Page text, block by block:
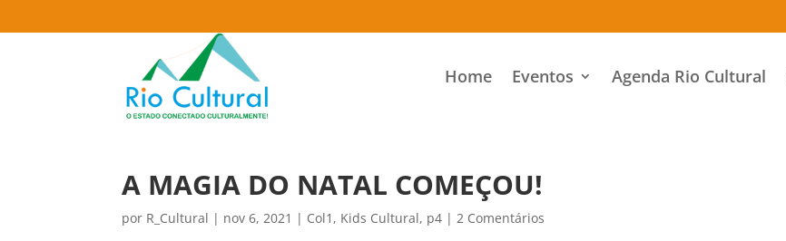
Home Eventos Agenda Rio Cultural
A MAGIA DO NATAL COMEÇOU!
por R_Cultural | nov 6, 2021 | Col1 , Kids Cultural, p4 |2 Comentários